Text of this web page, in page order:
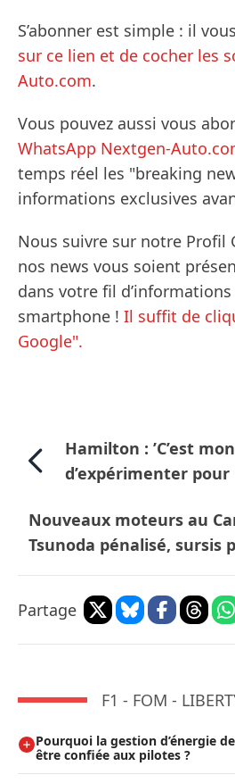
S’abonner est simple : il
sur ce lien et de cocher les
Auto.com.
Vous pouvez aussi vous
WhatsApp Nextgen-
temps réel les "breaking
informations exclusives
Nous suivre sur notre Profil
nos news vous soient
dans votre fil
smartphone ! Il suffit de
Google".
Hamilton : ’C’est
d’expérimenter pour
Nouveaux moteurs au
Tsunoda pénalisé, sursis
Partage
F1 - FOM -
Pourquoi la gestion d’énergie
être confiée aux pilotes ?